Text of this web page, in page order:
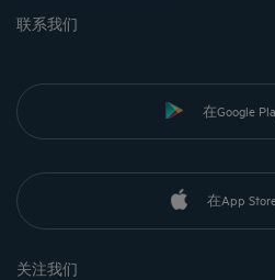
联系我们
在Google
在App
关注我们